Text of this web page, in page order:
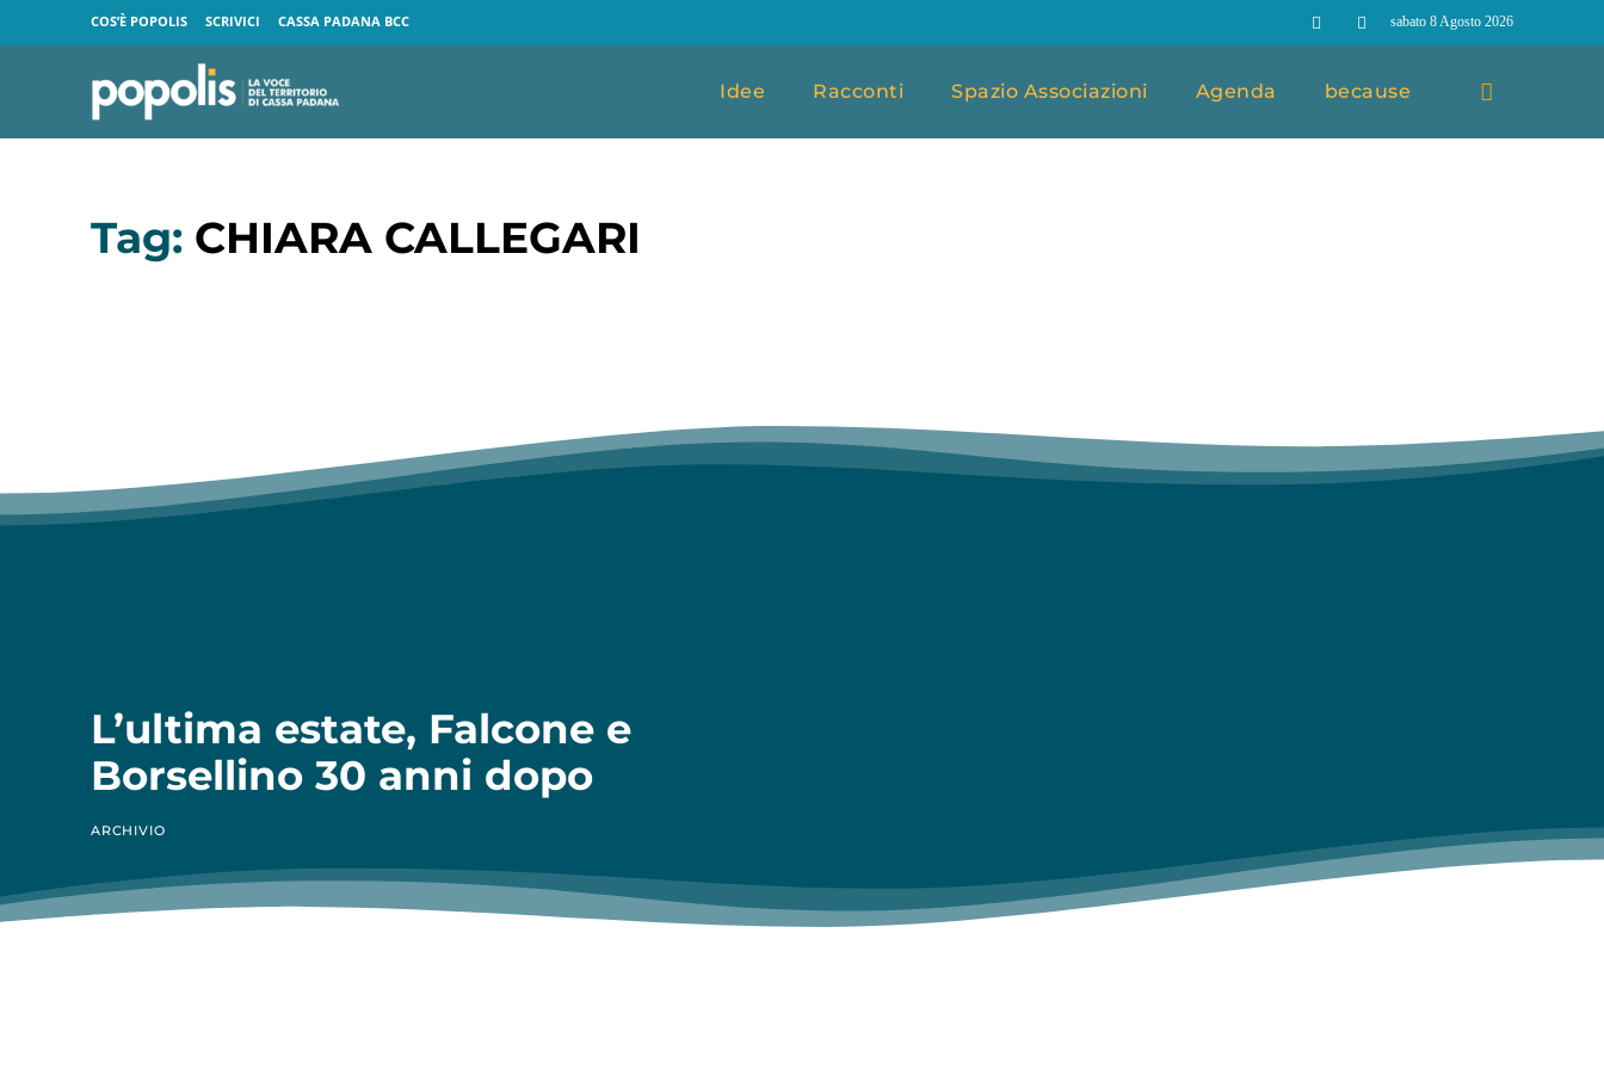
COS’È POPOLIS SCRIVICI CASSA PADANA BCC sabato 8 Agosto 2026
Idee Racconti Spazio Associazioni Agenda because
Tag: CHIARA CALLEGARI
L’ultima estate, Falcone e
Borsellino 30 anni dopo
ARCHIVIO